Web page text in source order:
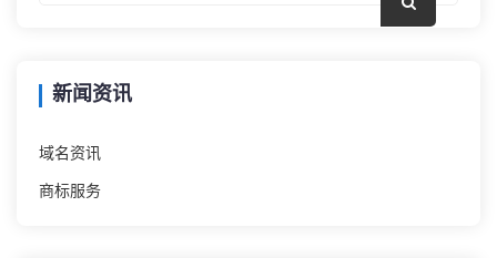
新闻资讯
域名资讯
商标服务